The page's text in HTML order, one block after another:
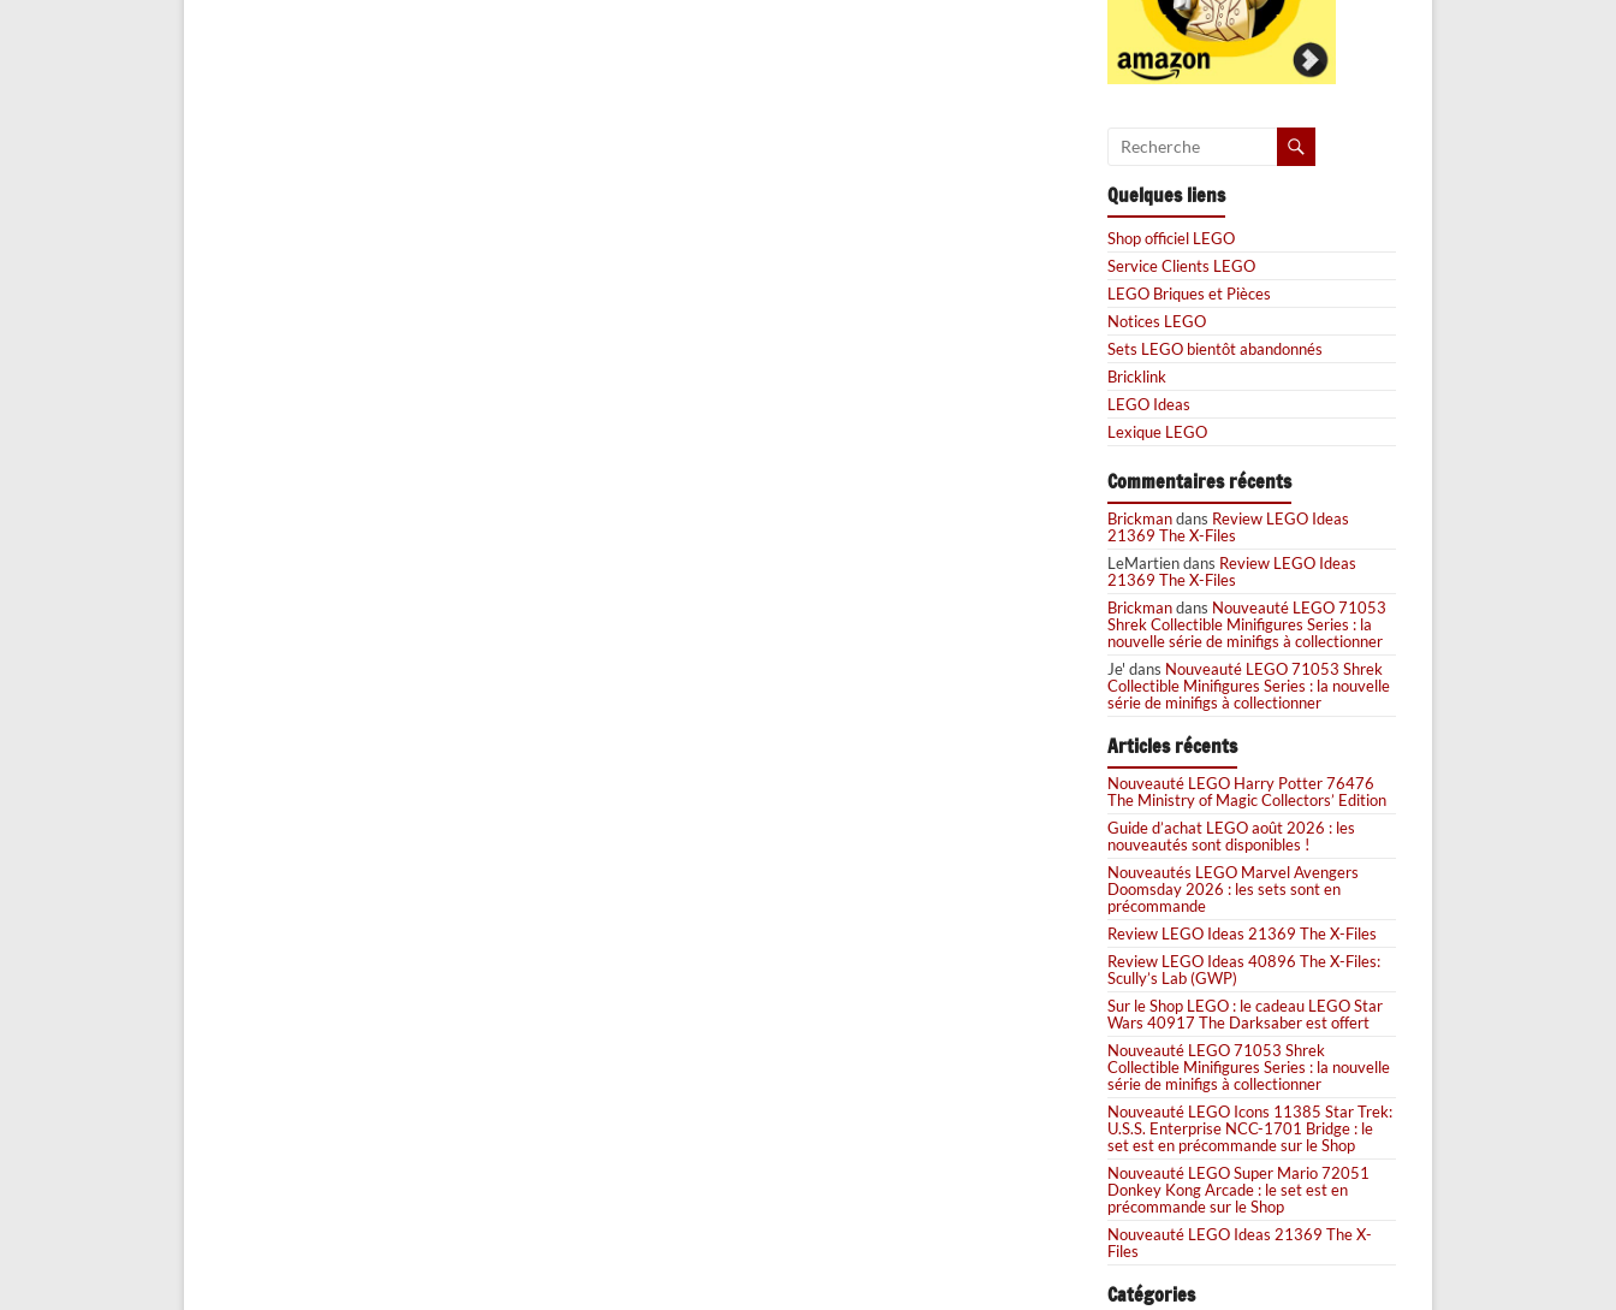
Quelques liens
Shop officiel LEGO
Service Clients LEGO
LEGO Briques et Pièces
Notices LEGO
Sets LEGO bientôt abandonnés
Bricklink
LEGO Ideas
Lexique LEGO
Commentaires récents
Brickmandans Review LEGO Ideas
21369 The X-Files
LeMartiendans Review LEGO Ideas
21369 The X-Files
Brickmandans Nouveauté LEGO 71053
Shrek Collectible Minifigures Series : la
nouvelle série de minifigs à collectionner
Je' dans Nouveauté LEGO 71053 Shrek
Collectible Minifigures Series : la nouvelle
série de minifigs à collectionner
Articles récents
Nouveauté LEGO Harry Potter 76476
The Ministry of Magic Collectors’ Edition
Guide d’achat LEGO août 2026 : les
nouveautés sont disponibles !
Nouveautés LEGO Marvel Avengers
Doomsday 2026 : les sets sont en
précommande
Review LEGO Ideas 21369 The X-Files
Review LEGO Ideas 40896 The X-Files:
Scully’s Lab (GWP)
Sur le Shop LEGO : le cadeau LEGO Star
Wars 40917 The Darksaber est offert
Nouveauté LEGO 71053 Shrek
Collectible Minifigures Series : la nouvelle
série de minifigs à collectionner
Nouveauté LEGO Icons 11385 Star Trek:
U.S.S. Enterprise NCC-1701 Bridge : le
set est en précommande sur le Shop
Nouveauté LEGO Super Mario 72051
Donkey Kong Arcade : le set est en
précommande sur le Shop
Nouveauté LEGO Ideas 21369 The X-
Files
Catégories